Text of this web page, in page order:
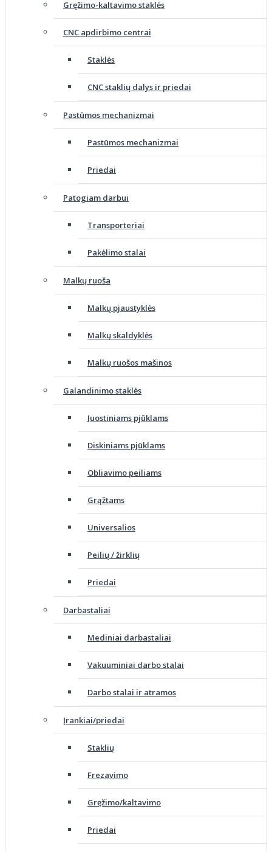
Gręžimo-kaltavimo staklės
CNC apdirbimo centrai
Staklės
CNC staklių dalys ir priedai
Pastūmos mechanizmai
Pastūmos mechanizmai
Priedai
Patogiam darbui
Transporteriai
Pakėlimo stalai
Malkų ruoša
Malkų pjaustyklės
Malkų skaldyklės
Malkų ruošos mašinos
Galandinimo staklės
Juostiniams pjūklams
Diskiniams pjūklams
Obliavimo peiliams
Grąžtams
Universalios
Peilių / žirklių
Priedai
Darbastaliai
Mediniai darbastaliai
Vakuuminiai darbo stalai
Darbo stalai ir atramos
Įrankiai/priedai
Staklių
Frezavimo
Gręžimo/kaltavimo
Priedai